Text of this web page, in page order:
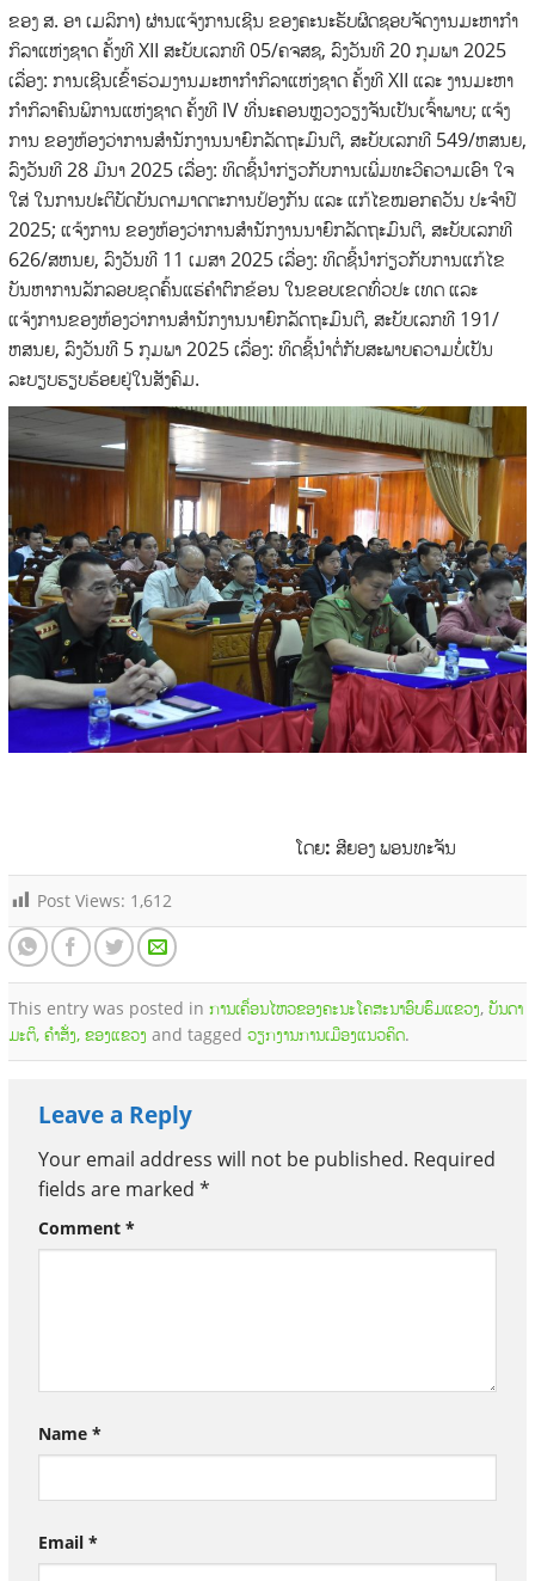
ຂອງ ສ. ອາ ເມລິກາ) ຜ່ານແຈ້ງການເຊີນ ຂອງຄະນະຮັບຜິດຊອບຈັດງານມະຫາກໍາ
ກິລາແຫ່ງຊາດ ຄັ້ງທີ XII ສະບັບເລກທີ 05/ຄຈສຊ, ລົງວັນທີ 20 ກຸມພາ 2025
ເລື່ອງ: ການເຊີນເຂົ້າຮ່ວມງານມະຫາກໍາກິລາແຫ່ງຊາດ ຄັ້ງທີ XII ແລະ ງານມະຫາ
ກໍາກິລາຄົນພິການແຫ່ງຊາດ ຄັ້ງທີ IV ທີ່ນະຄອນຫຼວງວຽງຈັນເປັນເຈົ້າພາບ; ແຈ້ງ
ການ ຂອງຫ້ອງວ່າການສໍານັກງານນາຍົກລັດຖະມົນຕີ, ສະບັບເລກທີ 549/ຫສນຍ,
ລົງວັນທີ 28 ມີນາ 2025 ເລື່ອງ: ທິດຊີ້ນໍາກ່ຽວກັບການເພີ່ມທະວີຄວາມເອົາ ໃຈ
ໃສ່ ໃນການປະຕິບັດບັນດາມາດຕະການປ້ອງກັນ ແລະ ແກ້ໄຂໝອກຄວັນ ປະຈໍາປີ
2025; ແຈ້ງການ ຂອງຫ້ອງວ່າການສໍານັກງານນາຍົກລັດຖະມົນຕີ, ສະບັບເລກທີ
626/ສຫນຍ, ລົງວັນທີ 11 ເມສາ 2025 ເລື່ອງ: ທິດຊີ້ນໍາກ່ຽວກັບການແກ້ໄຂ
ບັນຫາການລັກລອບຂຸດຄົ້ນແຮ່ຄໍາຕົກຂ້ອນ ໃນຂອບເຂດທົ່ວປະ ເທດ ແລະ
ແຈ້ງການຂອງຫ້ອງວ່າການສໍານັກງານນາຍົກລັດຖະມົນຕີ, ສະບັບເລກທີ 191/
ຫສນຍ, ລົງວັນທີ 5 ກຸມພາ 2025 ເລື່ອງ: ທິດຊີ້ນໍາຕໍ່ກັບສະພາບຄວາມບໍ່ເປັນ
ລະບຽບຮຽບຮ້ອຍຢູ່ໃນສັງຄົມ.
ໂດຍ: ສີຍອງ ພອນທະຈັນ
Post Views: 1,612
This entry was posted in ການເຄື່ອນໄຫວຂອງຄະນະໂຄສະນາອົບຮົມແຂວງ, ບັນດາ
ມະຕິ, ຄຳສັ່ງ, ຂອງແຂວງ and tagged ວຽກງານການເມືອງແນວຄິດ.
Leave a Reply
Your email address will not be published. Required
fields are marked *
Comment *
Name *
Email *